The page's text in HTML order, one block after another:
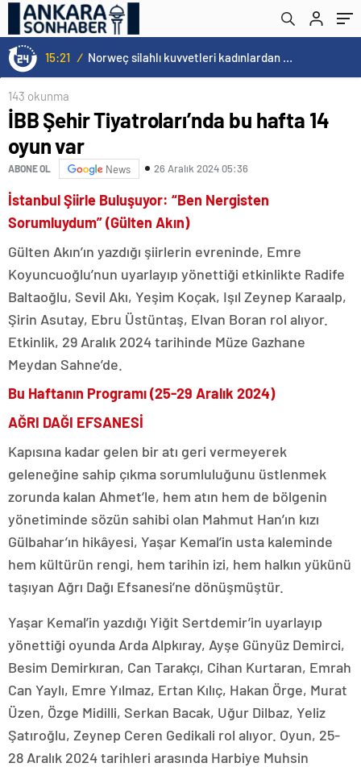
15:20 /
143 okunma
İBB Şehir Tiyatroları’nda bu hafta 14
oyun var
ABONE OL News 26 Aralık 2024 05:36
İstanbul Şiirle Buluşuyor: “Ben Nergisten
Sorumluydum” (Gülten Akın)
Gülten Akın’ın yazdığı şiirlerin evreninde, Emre
Koyuncuoğlu’nun uyarlayıp yönettiği etkinlikte Radife
Baltaoğlu, Sevil Akı, Yeşim Koçak, Işıl Zeynep Karaalp,
Şirin Asutay, Ebru Üstüntaş, Elvan Boran rol alıyor.
Etkinlik, 29 Aralık 2024 tarihinde Müze Gazhane
Meydan Sahne’de.
Bu Haftanın Programı (25-29 Aralık 2024)
AĞRI DAĞI EFSANESİ
Kapısına kadar gelen bir atı geri vermeyerek
geleneğine sahip çıkma sorumluluğunu üstlenmek
zorunda kalan Ahmet’le, hem atın hem de bölgenin
yönetiminde sözün sahibi olan Mahmut Han’ın kızı
Gülbahar’ın hikâyesi, Yaşar Kemal’in usta kaleminde
hem kültürün rengi, hem tarihin izi, hem halkın yükünü
taşıyan Ağrı Dağı Efsanesi’ne dönüşmüştür.
Yaşar Kemal’in yazdığı Yiğit Sertdemir’in uyarlayıp
yönettiği oyunda Arda Alpkıray, Ayşe Günyüz Demirci,
Besim Demirkıran, Can Tarakçı, Cihan Kurtaran, Emrah
Can Yaylı, Emre Yılmaz, Ertan Kılıç, Hakan Örge, Murat
Üzen, Özge Midilli, Serkan Bacak, Uğur Dilbaz, Yeliz
Şatıroğlu, Zeynep Ceren Gedikali rol alıyor. Oyun, 25-
28 Aralık 2024 tarihleri arasında Harbiye Muhsin